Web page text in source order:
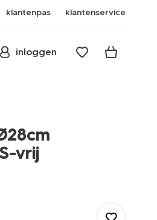
klantenpas klantenservice
inloggen
vrij